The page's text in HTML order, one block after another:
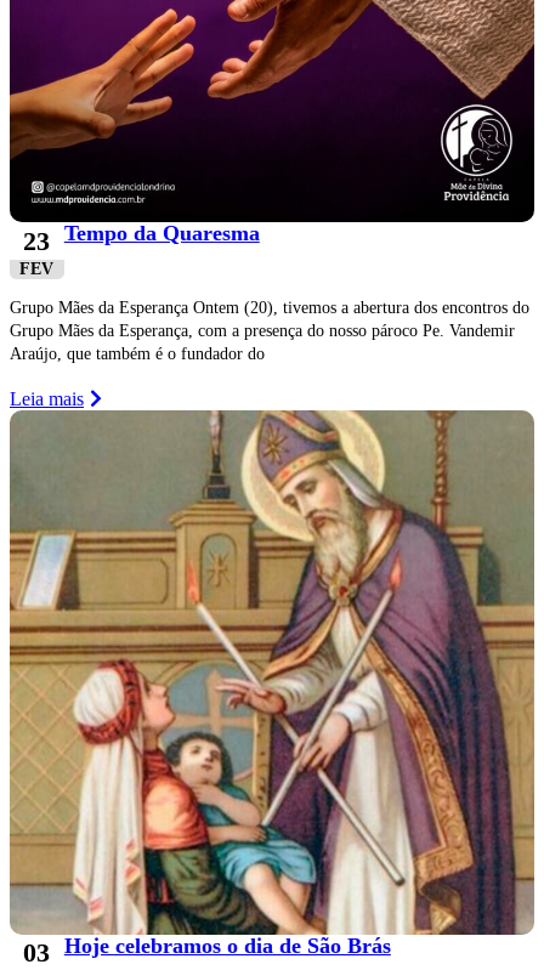
23
FEV
Tempo da Quaresma
Grupo Mães da Esperança Ontem (20), tivemos a abertura dos encontros do
Grupo Mães da Esperança, com a presença do nosso pároco Pe. Vandemir
Araújo, que também é o fundador do
Leia mais
03 Hoje celebramos o dia de São Brás